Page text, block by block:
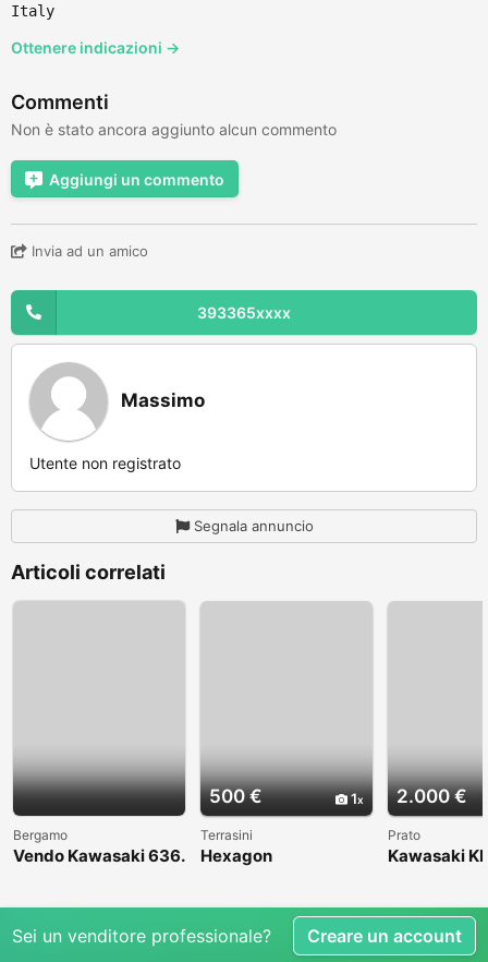
Italy
Ottenere indicazioni →
Commenti
Non è stato ancora aggiunto alcun commento
Aggiungi un commento
Invia ad un amico
393365xxxx
Massimo
Utente non registrato
Segnala annuncio
Articoli correlati
Bergamo
Vendo Kawasaki 636.
500 € 1
Terrasini
Hexagon
2.000 €
Prato
Kawasaki
Sei un venditore professionale? Creare un account